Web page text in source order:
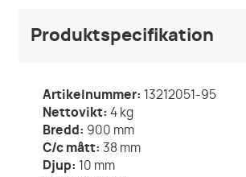
Produktspecifikation
Artikelnummer: 13212051-95
Nettovikt: 4 kg
Bredd: 900 mm
C/c mått: 38 mm
Djup: 10 mm